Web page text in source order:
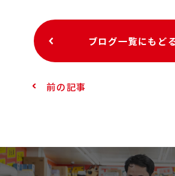
前の記事
ブログ一覧にもど